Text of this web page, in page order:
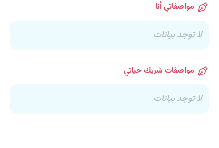
مواصفاتي أنا
لا توجد بيانات
مواصفات شريك حياتي
لا توجد بيانات